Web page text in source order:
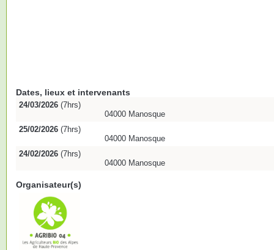
Dates, lieux et intervenants
24/03/2026 (7hrs)
04000 Manosque
25/02/2026 (7hrs)
04000 Manosque
24/02/2026 (7hrs)
04000 Manosque
Organisateur(s)